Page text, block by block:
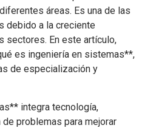
áreas. Es una de las
debido a la creciente
sectores. En este artículo,
es ingeniería en sistemas**,
de especialización y
integra tecnología,
problemas para mejorar